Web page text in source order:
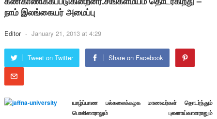
நாம் இலங்கையர் அமைப்பு
Editor - January 21, 2013 at 4:29
Tweet on Twitter Share on Facebook
யாழ்ப்பாண பல்கலைக்கழக மாணவர்கள் தொடர்ந்தும்
பொலிஸாராலும் புலனாய்வாளராலும்